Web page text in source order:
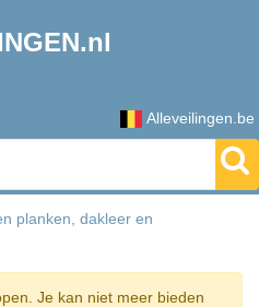
Alleveilingen.be
planken, dakleer en
Je kan niet meer bieden